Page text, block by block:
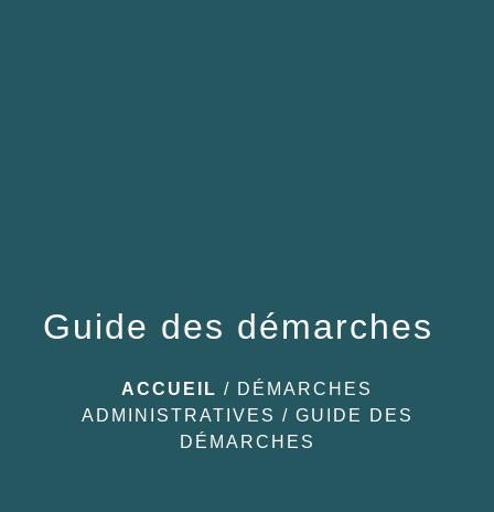
Guide des démarches
ACCUEIL / DÉMARCHES
ADMINISTRATIVES / GUIDE DES
DÉMARCHES